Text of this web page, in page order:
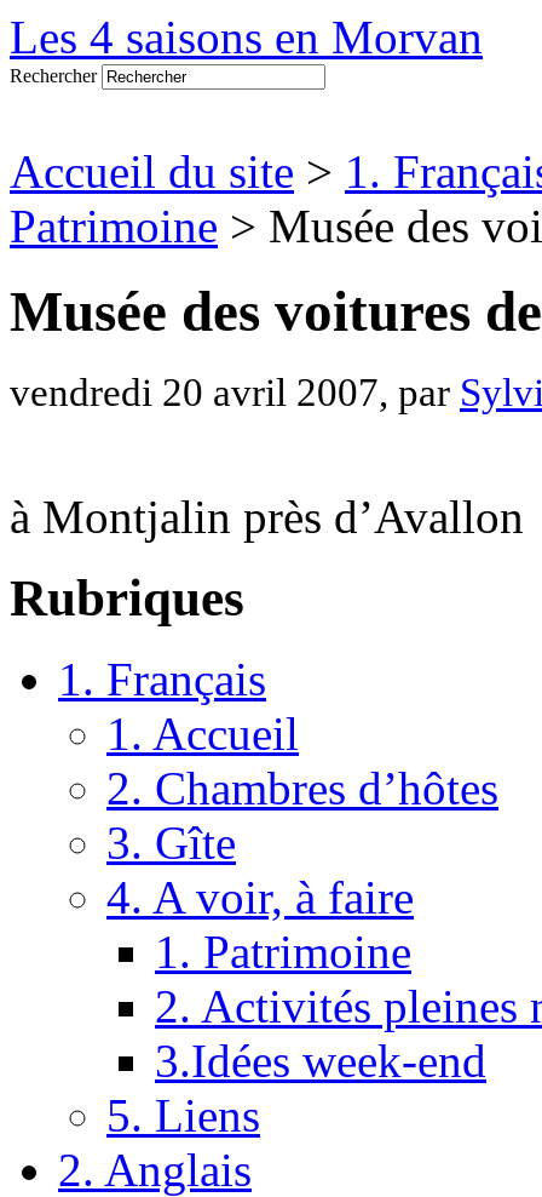
Les 4 saisons en Morvan
Rechercher
Accueil du site > 1.
Patrimoine > Musée des
Musée des voitures
vendredi 20 avril 2007, par
à Montjalin près d’Avallon
Rubriques
1. Français
1. Accueil
2. Chambres d’hôtes
3. Gîte
4. A voir, à faire
1. Patrimoine
2. Activités pleines
3.Idées week-end
5. Liens
2. Anglais